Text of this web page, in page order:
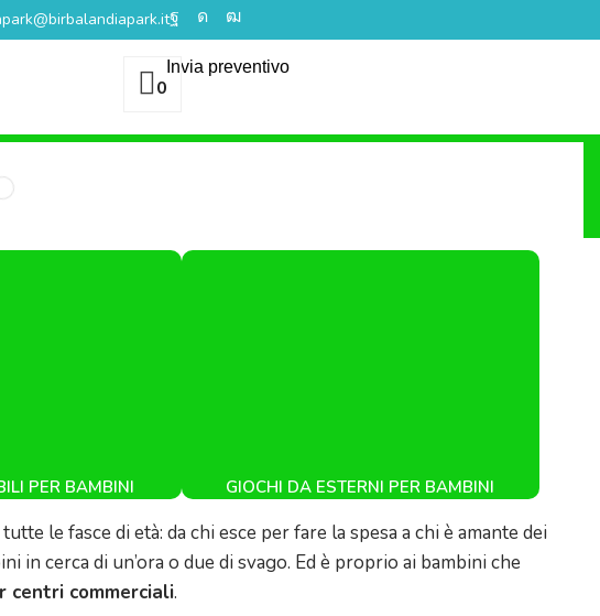
0
Invia preventivo
PER BAMBINI GIOCHI DA ESTERNI PER BAMBINI
le fasce di età: da chi esce per fare la spesa a chi è amante dei
cerca di un’ora o due di svago. Ed è proprio ai bambini che
centri commerciali.